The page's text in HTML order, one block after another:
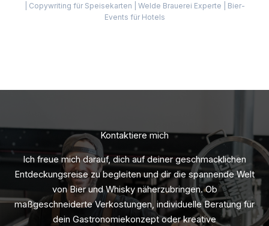
| Copywriting für Speisekarten | Welde Brauerei Experte | Bier-
Events für Hotels
Kontaktiere mich
Ich freue mich darauf, dich auf deiner geschmacklichen
Entdeckungsreise zu begleiten und dir die spannende Welt
von Bier und Whisky näherzubringen. Ob
maßgeschneiderte Verkostungen, individuelle Beratung für
dein Gastronomiekonzept oder kreative